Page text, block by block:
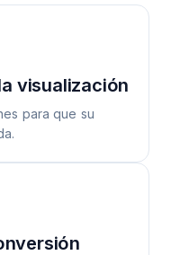
visualización
para que su